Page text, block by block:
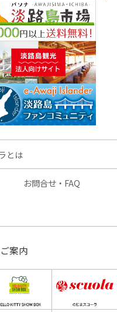
とは
お問合せ・FAQ
案内